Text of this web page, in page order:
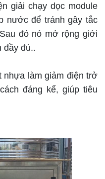
giải chạy dọc module
nước để tránh gây tắc
đó nó mở rộng giới
đầy đủ..
làm giảm điện trở
đáng kể, giúp tiêu